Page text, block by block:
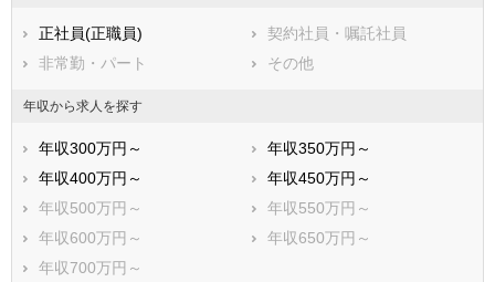
正社員(正職員)
契約社員・嘱託社員
非常勤・パート
その他
年収から求人を探す
年収300万円～
年収350万円～
年収400万円～
年収450万円～
年収500万円～
年収550万円～
年収600万円～
年収650万円～
年収700万円～